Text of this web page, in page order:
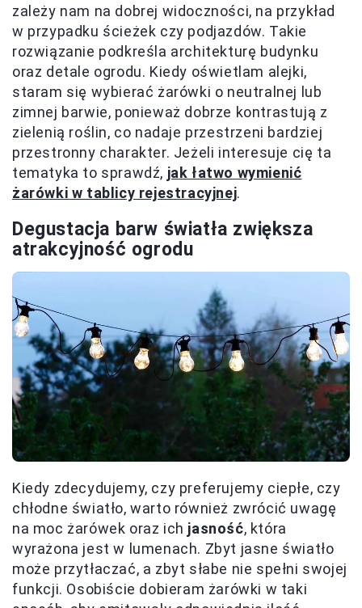
zależy nam na dobrej widoczności, na przykład
w przypadku ścieżek czy podjazdów. Takie
rozwiązanie podkreśla architekturę budynku
oraz detale ogrodu. Kiedy oświetlam alejki,
staram się wybierać żarówki o neutralnej lub
zimnej barwie, ponieważ dobrze kontrastują z
zielenią roślin, co nadaje przestrzeni bardziej
przestronny charakter. Jeżeli interesuje cię ta
tematyka to sprawdź, jak łatwo wymienić
żarówki w tablicy rejestracyjnej.
Degustacja barw światła zwiększa
atrakcyjność ogrodu
Kiedy zdecydujemy, czy preferujemy ciepłe, czy
chłodne światło, warto również zwrócić uwagę
na moc żarówek oraz ich jasność, która
wyrażona jest w lumenach. Zbyt jasne światło
może przytłaczać, a zbyt słabe nie spełni swojej
funkcji. Osobiście dobieram żarówki w taki